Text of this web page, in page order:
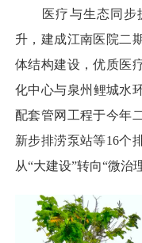
医疗与生态同步
升，建成江南医院二
体结构建设，优质医
化中心与泉州鲤城水
配套管网工程于今年
新步排涝泵站等16个
从“大建设”转向“微治